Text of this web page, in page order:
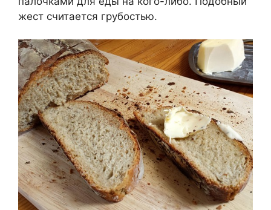
жест считается грубостью.